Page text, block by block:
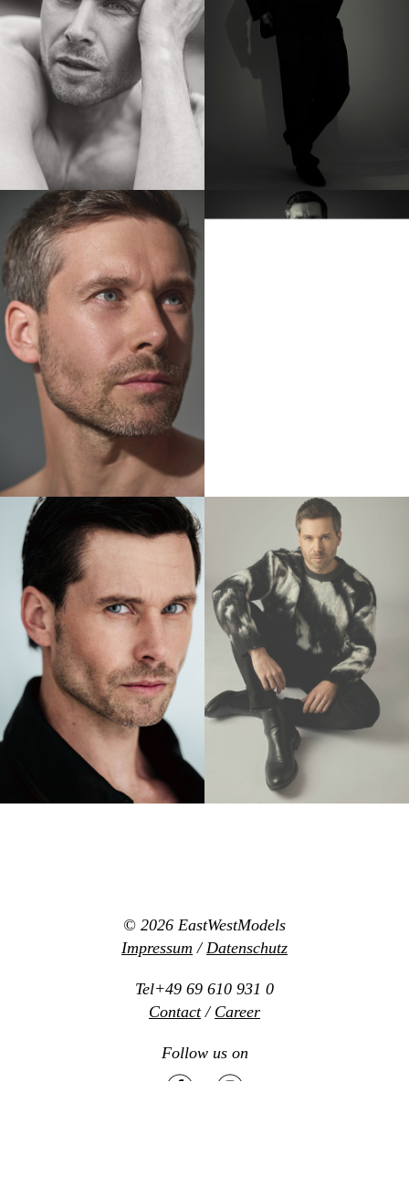
© 2026 EastWestModels
Impressum /Datenschutz
Tel+49 69 610 931 0
Contact/ Career
Follow us on